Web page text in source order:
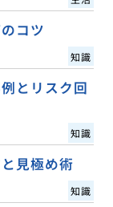
コツ
知識
とリスク回
知識
見極め術
知識